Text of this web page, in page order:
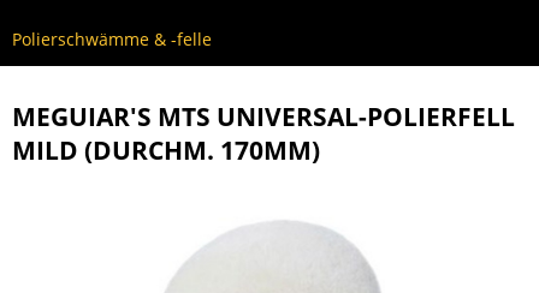
Polierschwämme & -felle
MEGUIAR'S MTS UNIVERSAL-POLIERFELL
MILD (DURCHM. 170MM)